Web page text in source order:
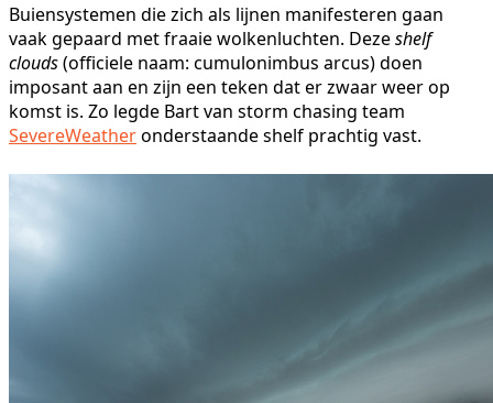
Buiensystemen die zich als lijnen manifesteren gaan
vaak gepaard met fraaie wolkenluchten. Dezeshelf
clouds(officiele naam: cumulonimbus arcus) doen
imposant aan en zijn een teken dat er zwaar weer op
komst is. Zo legde Bart van storm chasing team
SevereWeatheronderstaande shelf prachtig vast.